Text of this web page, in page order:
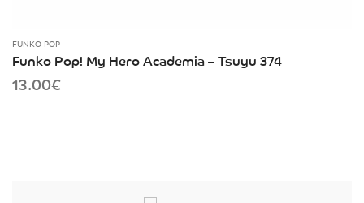
FUNKO POP
Funko Pop! My Hero Academia – Tsuyu 374
13.00€